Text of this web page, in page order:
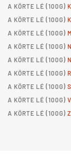
A KÖRTE LÉ (100G)
A KÖRTE LÉ (100G)
A KÖRTE LÉ (100G)
A KÖRTE LÉ (100G)
A KÖRTE LÉ (100G)
A KÖRTE LÉ (100G)
A KÖRTE LÉ (100G)
A KÖRTE LÉ (100G)
A KÖRTE LÉ (100G)